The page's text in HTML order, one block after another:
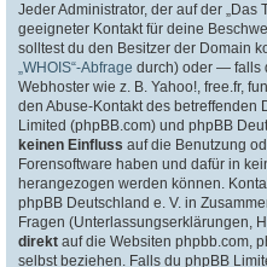
Jeder Administrator, der auf der „Das
geeigneter Kontakt für deine
solltest du den Besitzer der Domain
„WHOIS“-Abfrage durch) oder — falls
Webhoster wie z. B. Yahoo!, free.fr,
den Abuse-Kontakt des betreffenden
Limited (phpBB.com) und phpBB
keinen Einfluss auf die Benutzung
Forensoftware haben und dafür in
herangezogen werden können.
phpBB Deutschland e. V. in
Fragen (Unterlassungserklärungen,
direkt auf die Websiten phpbb.com,
selbst beziehen. Falls du phpBB